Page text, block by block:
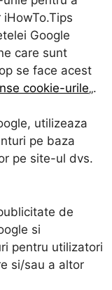
Google
care sunt
se face acest
cookie-urile„.
utilizeaza
pe baza
pe site-ul dvs.
de
si
pentru utilizatori
si/sau a altor